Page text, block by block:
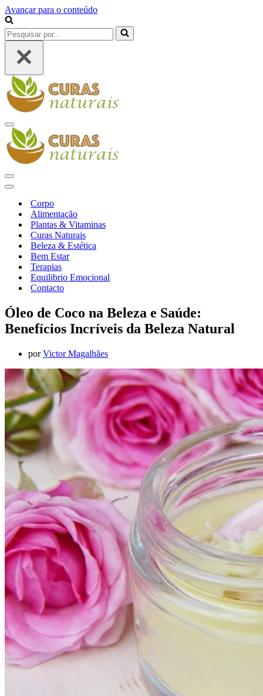
Avançar para o conteúdo
Pesquisar
por...
Menu
de
navegação
Menu
de
Menu
navegação
Corpo
Alimentação
Plantas & Vitaminas
Curas Naturais
Beleza & Estética
Bem Estar
Terapias
Equilibrio Emocional
Contacto
Óleo de Coco na Beleza e Saúde:
Benefícios Incríveis da Beleza Natural
porVictor Magalhães